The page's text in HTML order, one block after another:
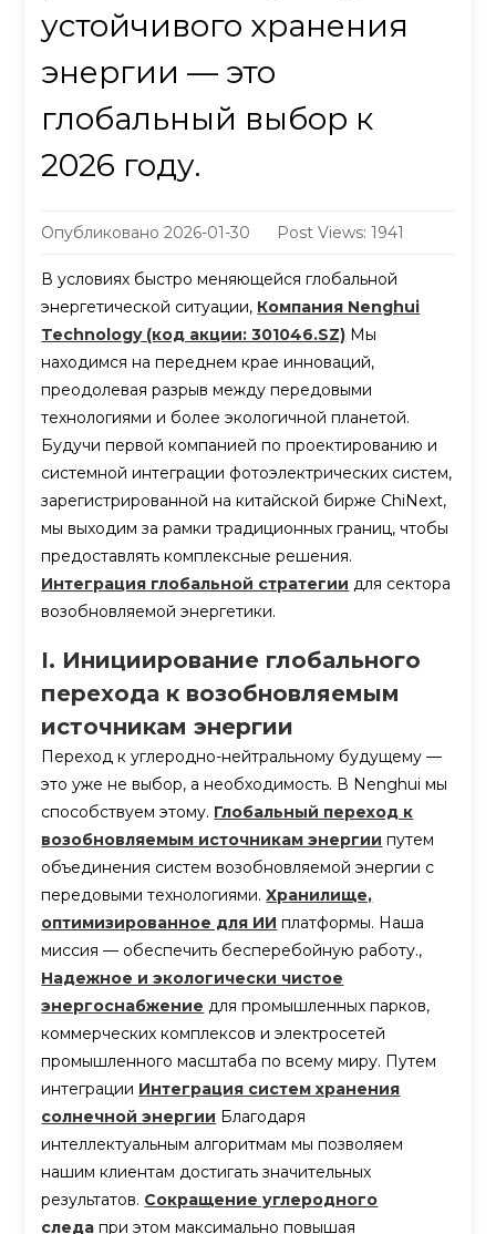
устойчивого хранения
энергии — это
глобальный выбор к
2026 году.
Опубликовано2026-01-30 Post Views: 1941
В условиях быстро меняющейся глобальной
энергетической ситуации, Компания Nenghui
Technology (код акции: 301046.SZ) Мы
находимся на переднем крае инноваций,
преодолевая разрыв между передовыми
технологиями и более экологичной планетой.
Будучи первой компанией по проектированию и
системной интеграции фотоэлектрических систем,
зарегистрированной на китайской бирже ChiNext,
мы выходим за рамки традиционных границ, чтобы
предоставлять комплексные решения.
Интеграция глобальной стратегии для сектора
возобновляемой энергетики.
I. Инициирование глобального
перехода к возобновляемым
источникам энергии
Переход к углеродно-нейтральному будущему —
это уже не выбор, а необходимость. В Nenghui мы
способствуем этому. Глобальный переход к
возобновляемым источникам энергии путем
объединения систем возобновляемой энергии с
передовыми технологиями.Хранилище,
оптимизированное для ИИ платформы. Наша
миссия — обеспечить бесперебойную работу.,
Надежное и экологически чистое
энергоснабжение для промышленных парков,
коммерческих комплексов и электросетей
промышленного масштаба по всему миру. Путем
интеграции Интеграция систем хранения
солнечной энергии Благодаря
интеллектуальным алгоритмам мы позволяем
нашим клиентам достигать значительных
результатов. Сокращение углеродного
следа при этом максимально повышая